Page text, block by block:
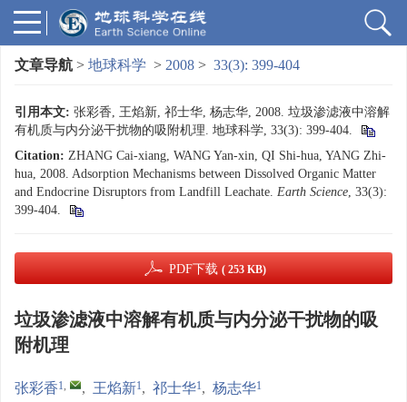
文章导航 > 地球科学 > 2008 > 33(3): 399-404
引用本文: 张彩香, 王焰新, 祁士华, 杨志华, 2008. 垃圾渗滤液中溶解
有机质与内分泌干扰物的吸附机理. 地球科学, 33(3): 399-404.
Citation: ZHANG Cai-xiang, WANG Yan-xin, QI Shi-hua, YANG Zhi-
hua, 2008. Adsorption Mechanisms between Dissolved Organic Matter
and Endocrine Disruptors from Landfill Leachate. Earth Science, 33(3):
399-404.
PDF下载 ( 253 KB)
垃圾渗滤液中溶解有机质与内分泌干扰物的吸
附机理
张彩香1, , 王焰新1, 祁士华1, 杨志华1